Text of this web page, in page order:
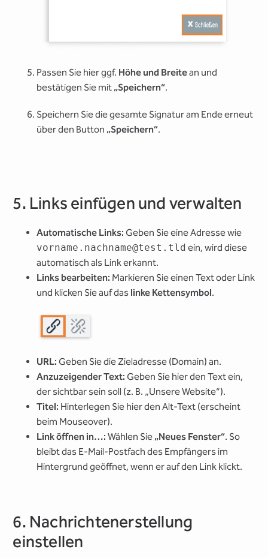
Passen Sie hier ggf. Höhe und Breitean und
bestätigen Sie mit „Speichern“.
Speichern Sie die gesamte Signatur am Ende erneut
über den Button „Speichern“.
5. Links einfügen und verwalten
Automatische Links: Geben Sie eine Adresse wie
vorname.nachname@test.tld ein, wird diese
automatisch als Link erkannt.
Links bearbeiten: Markieren Sie einen Text oder Link
und klicken Sie auf das linke Kettensymbol.
URL: Geben Sie die Zieladresse (Domain) an.
Anzuzeigender Text: Geben Sie hier den Text ein,
der sichtbar sein soll (z. B. „Unsere Website“).
Titel: Hinterlegen Sie hier den Alt-Text (erscheint
beim Mouseover).
Link öffnen in…: Wählen Sie „Neues Fenster“. So
bleibt das E-Mail-Postfach des Empfängers im
Hintergrund geöffnet, wenn er auf den Link klickt.
6. Nachrichtenerstellung
einstellen